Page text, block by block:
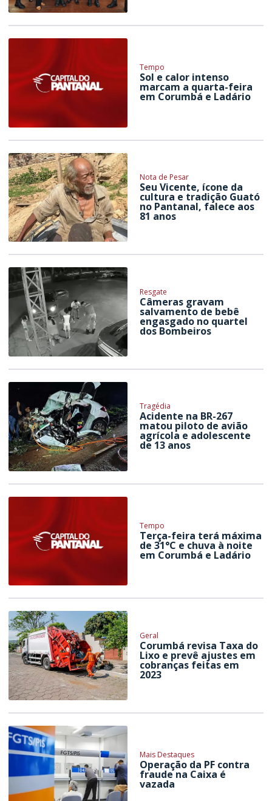
Tempo
Sol e calor intenso
marcam a quarta-feira
em Corumbá e Ladário
Nota de Pesar
Seu Vicente, ícone da
cultura e tradição Guató
no Pantanal, falece aos
81 anos
Resgate
Câmeras gravam
salvamento de bebê
engasgado no quartel
dos Bombeiros
Tragédia
Acidente na BR-267
matou piloto de avião
agrícola e adolescente
de 13 anos
Tempo
Terça-feira terá máxima
de 31°C e chuva à noite
em Corumbá e Ladário
Geral
Corumbá revisa Taxa do
Lixo e prevê ajustes em
cobranças feitas em
2023
Mais Destaques
Operação da PF contra
fraude na Caixa é
vazada